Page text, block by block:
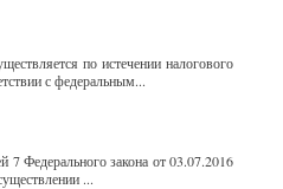
по истечении налогового
с федеральным...
7 Федерального закона от 03.07.2016
...